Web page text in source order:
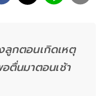
ลูกตอนเกิดเหตุ
ตื่นมาตอนเช้า